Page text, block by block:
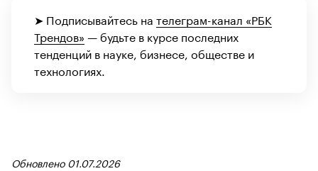
➤ Подписывайтесь на телеграм-канал «РБК
Трендов» — будьте в курсе последних
тенденций в науке, бизнесе, обществе и
технологиях.
Обновлено 01.07.2026